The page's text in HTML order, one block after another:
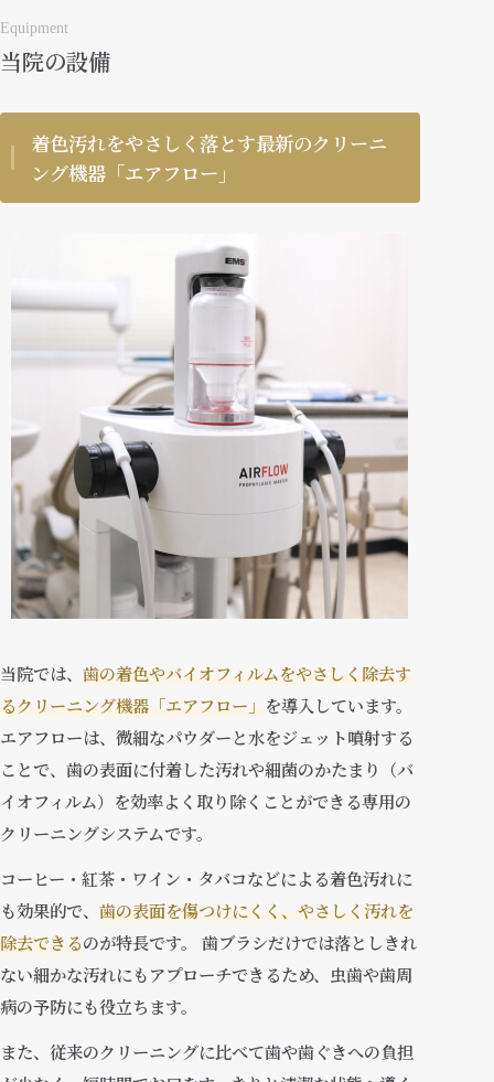
Equipment
当院の設備
着色汚れをやさしく落とす最新のクリーニ
ング機器「エアフロー」
当院では、 歯の着色やバイオフィルムをやさしく除去す
るクリーニング機器「エアフロー」 を導入しています。
エアフローは、微細なパウダーと水をジェット噴射する
ことで、歯の表面に付着した汚れや細菌のかたまり（バ
イオフィルム）を効率よく取り除くことができる専用の
クリーニングシステムです。
コーヒー・紅茶・ワイン・タバコなどによる着色汚れに
も効果的で、 歯の表面を傷つけにくく、やさしく汚れを
除去できるのが特長です。 歯ブラシだけでは落としきれ
ない細かな汚れにもアプローチできるため、虫歯や歯周
病の予防にも役立ちます。
また、従来のクリーニングに比べて歯や歯ぐきへの負担